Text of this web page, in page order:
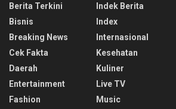
Berita Terkini
Bisnis
Breaking News
Cek Fakta
Daerah
Entertainment
Fashion
Indek Berita
Index
Internasional
Kesehatan
Kuliner
Live TV
Music